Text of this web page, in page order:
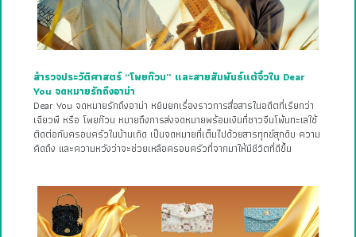
สำรวจประวัติศาสตร์ “โพยก๊วน” และสายสัมพันธ์แต้จิ๋วใน Dear
You จดหมายรักถึงอาม่า
Dear You จดหมายรักถึงอาม่า หยิบยกเรื่องราวการสื่อสารในอดีตที่เรียกว่า
เฉียวพี หรือ โพยก๊วน หมายถึงการส่งจดหมายพร้อมเงินที่ชาวจีนโพ้นทะเลใช้
ติดต่อกับครอบครัวในบ้านเกิด เป็นจดหมายที่เต็มไปด้วยสารทุกข์สุกดิบ ความ
คิดถึง และความหวังว่าจะช่วยเหลือครอบครัวที่จากมาให้มีชีวิตที่ดีขึ้น